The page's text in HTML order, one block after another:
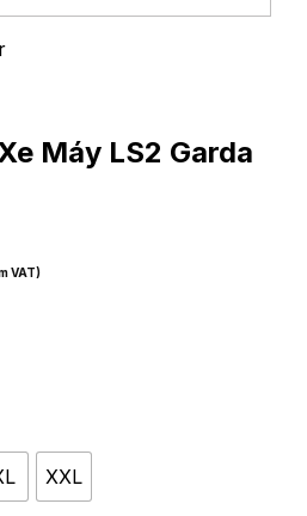
Máy LS2 Garda
VAT)
XXL